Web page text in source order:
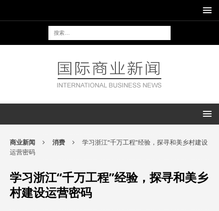
商业新闻 消费
学习浙江“千万工程”经验，探寻和美乡村建设
运营密码
学习浙江“千万工程”经验，探寻和美乡
村建设运营密码